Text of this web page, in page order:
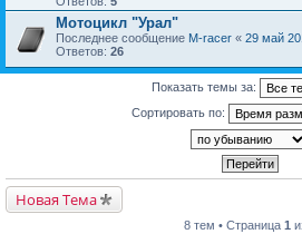
Мотоцикл "Урал"
Последнее сообщение M-racer « 29 май
Ответов: 26
Показать темы за:
Сортировать по:
Новая Тема
8 тем • Страница 1